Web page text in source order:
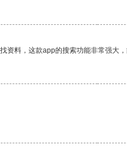
料，这款app的搜索功能非常强大，